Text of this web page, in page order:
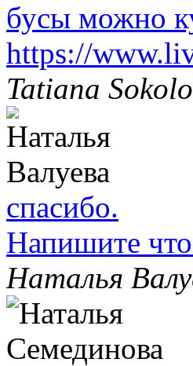
бусы можно
https://
Tatiana
спасибо.
Напишите
Наталья